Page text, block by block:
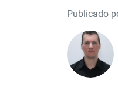
Publicado